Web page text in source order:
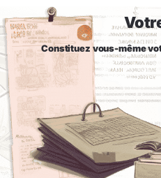
Constituez vous-même